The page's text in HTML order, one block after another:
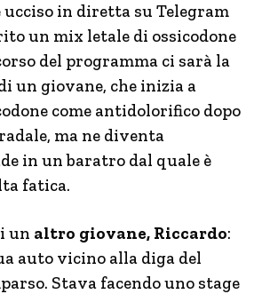
ucciso in diretta su Telegram
un mix letale di ossicodone
del programma ci sarà la
un giovane, che inizia a
come antidolorifico dopo
ma ne diventa
in un baratro dal quale è
fatica.
un altro giovane, Riccardo:
auto vicino alla diga del
Stava facendo uno stage